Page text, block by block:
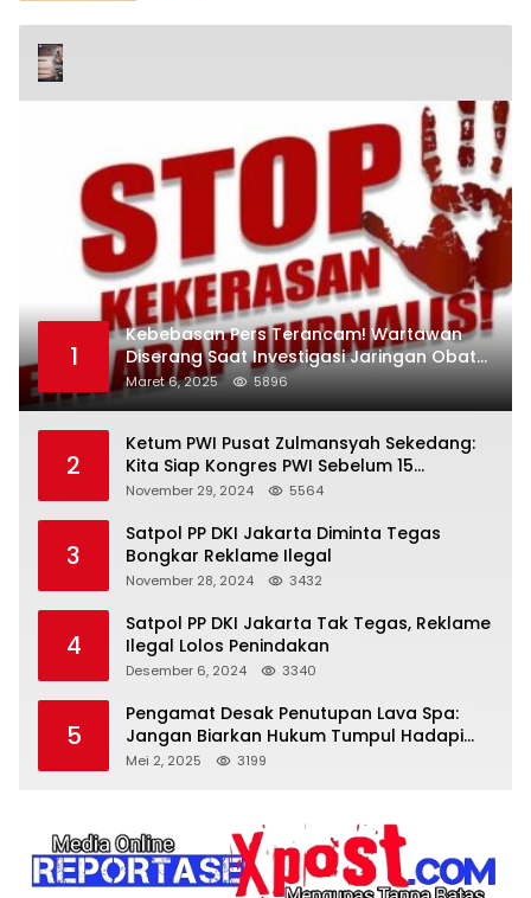
1
Kebebasan Pers Terancam! Wartawan
Diserang Saat Investigasi Jaringan Obat
Terlarang
Maret 6, 2025 5896
2
Ketum PWI Pusat Zulmansyah Sekedang:
Kita Siap Kongres PWI Sebelum 15
Desember 2024
November 29, 2024 5564
3
Satpol PP DKI Jakarta Diminta Tegas
Bongkar Reklame Ilegal
November 28, 2024 3432
4
Satpol PP DKI Jakarta Tak Tegas, Reklame
Ilegal Lolos Penindakan
Desember 6, 2024 3340
5
Pengamat Desak Penutupan Lava Spa:
Jangan Biarkan Hukum Tumpul Hadapi
‘Spa Berkedok
Mei 2, 2025 3199